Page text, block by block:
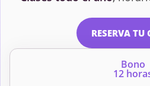
RESERVA TU
Bono
12